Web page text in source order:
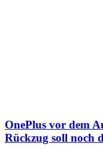
OnePlus vor dem
Rückzug soll noch